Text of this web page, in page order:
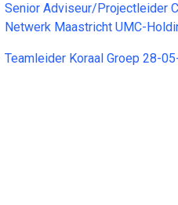
Senior Adviseur/Projectleider
Netwerk Maastricht UMC-
Teamleider Koraal Groep 28-